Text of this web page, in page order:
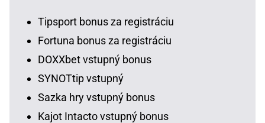
Tipsport bonus za registráciu
Fortuna bonus za registráciu
DOXXbet vstupný bonus
SYNOTtip vstupný
Sazka hry vstupný bonus
Kajot Intacto vstupný bonus